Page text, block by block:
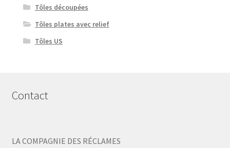
Tôles découpées
Tôles plates avec relief
Tôles US
Contact
LA COMPAGNIE DES RÉCLAMES